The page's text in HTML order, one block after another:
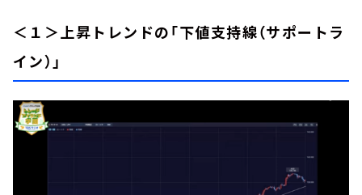
＜１＞上昇トレンドの「下値支持線（サポートラ
イン）」